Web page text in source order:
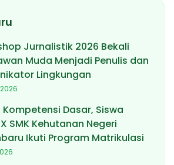
Jurnalistik 2026 Bekali
Muda Menjadi Penulis dan
Lingkungan
Kompetensi Dasar, Siswa
SMK Kehutanan Negeri
Ikuti Program Matrikulasi